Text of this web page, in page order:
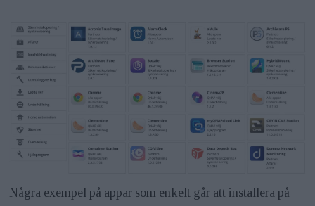
Några exempel på appar som enkelt går att installera på